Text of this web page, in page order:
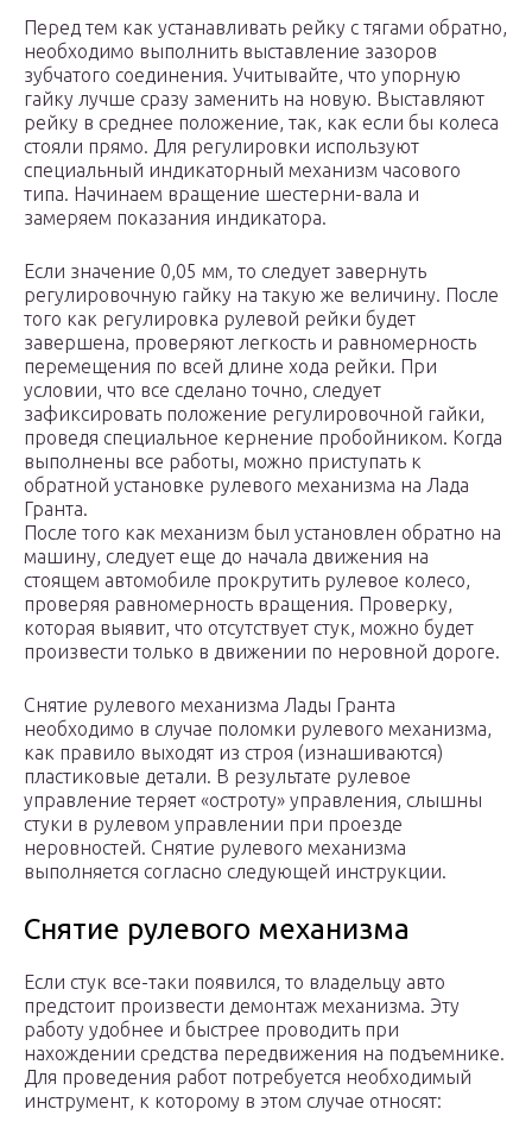
Перед тем как устанавливать рейку с тягами обратно,
необходимо выполнить выставление зазоров
зубчатого соединения. Учитывайте, что упорную
гайку лучше сразу заменить на новую. Выставляют
рейку в среднее положение, так, как если бы колеса
стояли прямо. Для регулировки используют
специальный индикаторный механизм часового
типа. Начинаем вращение шестерни-вала и
замеряем показания индикатора.
Если значение 0,05 мм, то следует завернуть
регулировочную гайку на такую же величину. После
того как регулировка рулевой рейки будет
завершена, проверяют легкость и равномерность
перемещения по всей длине хода рейки. При
условии, что все сделано точно, следует
зафиксировать положение регулировочной гайки,
проведя специальное кернение пробойником. Когда
выполнены все работы, можно приступать к
обратной установке рулевого механизма на Лада
Гранта.
После того как механизм был установлен обратно на
машину, следует еще до начала движения на
стоящем автомобиле прокрутить рулевое колесо,
проверяя равномерность вращения. Проверку,
которая выявит, что отсутствует стук, можно будет
произвести только в движении по неровной дороге.
Снятие рулевого механизма Лады Гранта
необходимо в случае поломки рулевого механизма,
как правило выходят из строя (изнашиваются)
пластиковые детали. В результате рулевое
управление теряет «остроту» управления, слышны
стуки в рулевом управлении при проезде
неровностей. Снятие рулевого механизма
выполняется согласно следующей инструкции.
Снятие рулевого механизма
Если стук все-таки появился, то владельцу авто
предстоит произвести демонтаж механизма. Эту
работу удобнее и быстрее проводить при
нахождении средства передвижения на подъемнике.
Для проведения работ потребуется необходимый
инструмент, к которому в этом случае относят: